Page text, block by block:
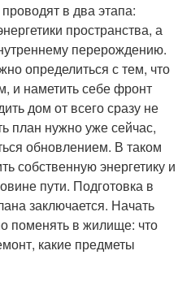
в два этапа:
пространства, а
перерождению.
определиться с тем, что
и наметить себе фронт
дом от всего сразу не
план нужно уже сейчас,
обновлением. В таком
собственную энергетику и
пути. Подготовка в
заключается. Начать
поменять в жилище: что
какие предметы